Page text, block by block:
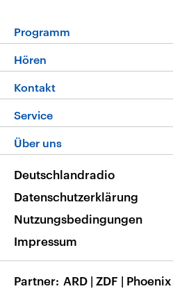
Programm
Programm
Die Nachrichten
Nachrichtenleicht
Neue Beiträge auf dlf.de
Hören
Livestream
Podcasts
Deutschlandfunk App
Nachrichten App
Frequenzen
Kontakt
Hörerservice
Service
FAQ
Veranstaltungen
Musikliste
RSS
Über uns
Barrierefreiheit
Deutschlandradio
Datenschutzerklärung
Nutzungsbedingungen
Impressum
Partner ARD | ZDF | Phoenix